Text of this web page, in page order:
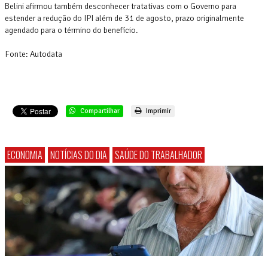
Belini afirmou também desconhecer tratativas com o Governo para
estender a redução do IPI além de 31 de agosto, prazo originalmente
agendado para o término do benefício.
Fonte: Autodata
Compartilhar Imprimir
ECONOMIA NOTÍCIAS DO DIA SAÚDE DO TRABALHADOR